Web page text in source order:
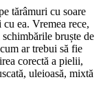
tărâmuri cu soare
ea. Vremea rece,
bruște de
cumar trebui să fie
corectă a pielii,
uleioasă, mixtă